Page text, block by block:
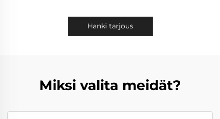
Hanki tarjous
Miksi valita meidät?